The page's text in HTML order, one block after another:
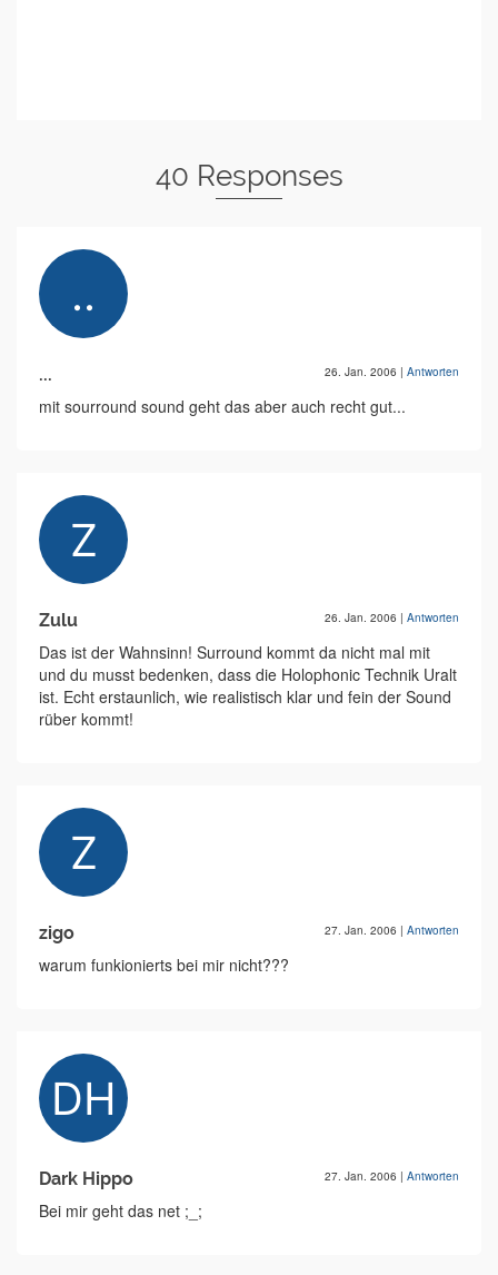
40 Responses
... 26. Jan. 2006 | Antworten
mit sourround sound geht das aber auch recht gut...
Zulu 26. Jan. 2006 | Antworten
Das ist der Wahnsinn! Surround kommt da nicht mal mit
und du musst bedenken, dass die Holophonic Technik Uralt
ist. Echt erstaunlich, wie realistisch klar und fein der Sound
rüber kommt!
zigo 27. Jan. 2006 | Antworten
warum funkionierts bei mir nicht???
Dark Hippo 27. Jan. 2006 | Antworten
Bei mir geht das net ;_;